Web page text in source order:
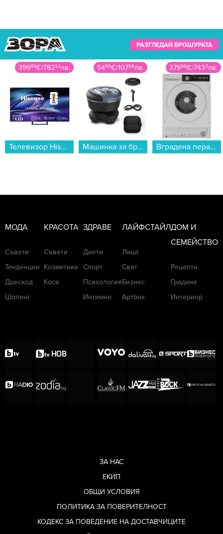
РАЗГЛЕДАЙ БРОШУРАТА
5499€/10756лв.
Машинка за бръснене Rowenta TN3110E0...
37999€/7432лв.
Вградена пералня Sharp ES-NIB714BWNA-EE , 1400 об./мин., 7.00 kg, A , Бял...
54999€/107569лв.
Смартфон Honor 600 5G 256/8 BLACK , 256 GB, 8 GB...
МОДА
Съвети
Тенденции
Дрескод
Шопинг
КРАСОТА
Съвети
Козметика
Коса
ЗДРАВЕ
Диети
Спорт
Психология
Интимно
ЛАЙФСТАЙЛ
Лица
Свят
Бизнес
Артbox
ДОМ И
СЕМЕЙСТВО
Рецепти
Градина
Интериор
ЗА НАС
ЕКИП
ОБЩИ УСЛОВИЯ
ПОЛИТИКА ЗА ПОВЕРИТЕЛНОСТ
КОДЕКС ЗА ПОВЕДЕНИЕ НА ДОСТАВЧИЦИТЕ